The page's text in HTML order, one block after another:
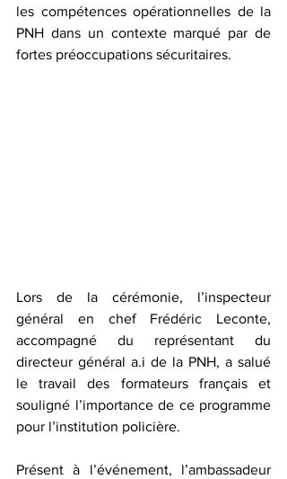
les compétences opérationnelles de la
PNH dans un contexte marqué par de
fortes préoccupations sécuritaires.
Lors de la cérémonie, l’inspecteur
général en chef Frédéric Leconte,
accompagné du représentant du
directeur général a.i de la PNH, a salué
le travail des formateurs français et
souligné l’importance de ce programme
pour l’institution policière.
Présent à l’événement, l’ambassadeur